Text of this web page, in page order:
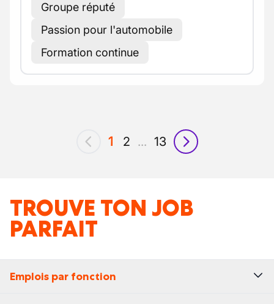
Groupe réputé
Passion pour l'automobile
Formation continue
précédent
1 2 ... 13
suivant
TROUVE TON JOB
PARFAIT
Emplois par fonction